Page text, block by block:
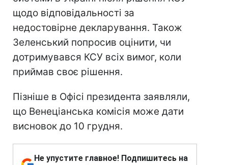
щодо відповідальності за
недостовірне декларування. Також
Зеленський попросив оцінити, чи
дотримувався КСУ всіх вимог, коли
приймав своє рішення.
Пізніше в Офісі президента заявляли,
що Венеціанська комісія може дати
висновок до 10 грудня.
Не упустите главное! Подпишитесь на